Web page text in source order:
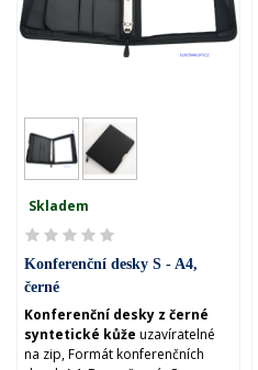
Skladem
Konferenční desky S - A4,
černé
Konferenční desky z černé
syntetické kůže uzavíratelné
na zip, Formát konferenčních